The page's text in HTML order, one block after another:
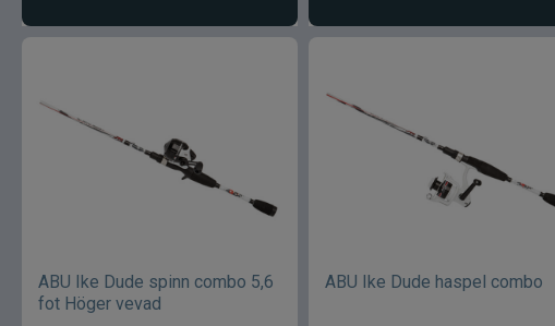
ABU Ike Dude spinn combo 5,6
fot Höger vevad
ABU Ike Dude haspel combo